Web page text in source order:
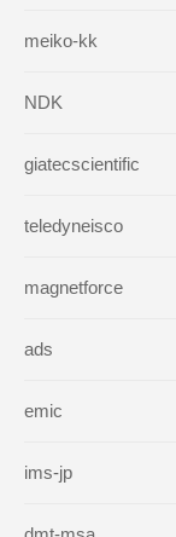
meiko-kk
NDK
giatecscientific
teledyneisco
magnetforce
ads
emic
ims-jp